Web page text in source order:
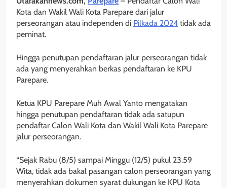
Kota dan Wakil Wali Kota Parepare dari jalur
perseorangan atau independen di Pilkada 2024 tidak ada
peminat.
Hingga penutupan pendaftaran jalur perseorangan tidak
ada yang menyerahkan berkas pendaftaran ke KPU
Parepare.
Ketua KPU Parepare Muh Awal Yanto mengatakan
hingga penutupan pendaftaran tidak ada satupun
pendaftar Calon Wali Kota dan Wakil Wali Kota Parepare
jalur perseorangan.
“Sejak Rabu (8/5) sampai Minggu (12/5) pukul 23.59
Wita, tidak ada bakal pasangan calon perseorangan yang
menyerahkan dokumen syarat dukungan ke KPU Kota